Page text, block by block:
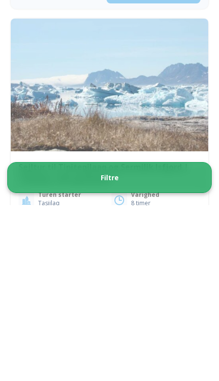
Tasiilaq | Øst grønland
Turen starter
Tasiilaq
Varighed
8 timer
Filtre